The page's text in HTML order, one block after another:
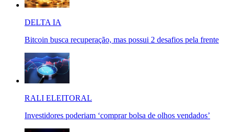
DELTA IA
Bitcoin busca recuperação, mas possui 2 desafios pela frente
RALI ELEITORAL
Investidores poderiam ‘comprar bolsa de olhos vendados’